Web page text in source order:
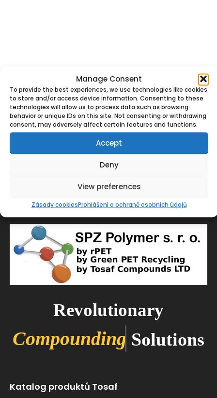
Manage Consent
To provide the best experiences, we use technologies like cookies
to store and/or access device information. Consenting to these
technologies will allow us to process data such as browsing
behavior or unique IDs on this site. Not consenting or withdrawing
consent, may adversely affect certain features and functions.
Accept
Deny
View preferences
Zásady cookiesProhlášení o ochraně osobních údajů
rPET
RPET Katalog produktů
COOKIE POLICY
Revolutionary
Compounding Solutions
Katalog produktů Tosaf